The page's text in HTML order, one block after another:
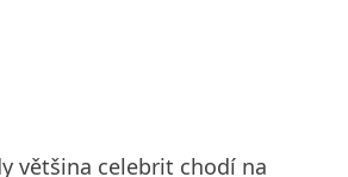
většina celebrit chodí na